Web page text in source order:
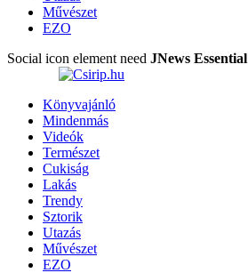
Művészet
EZO
Social icon element need JNews Essential
Könyvajánló
Mindenmás
Videók
Természet
Cukiság
Lakás
Trendy
Sztorik
Utazás
Művészet
EZO